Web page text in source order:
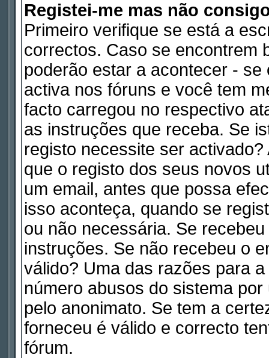
Registei-me mas não
Primeiro verifique se está a
correctos. Caso se encontrem
poderão estar a acontecer -
activa nos fóruns e você tem
facto carregou no respectivo
as instruções que receba. Se
registo necessite ser
que o registo dos seus novos
um email, antes que possa
isso aconteça, quando se
ou não necessária. Se
instruções. Se não recebeu o
válido? Uma das razões para
número abusos do sistema
pelo anonimato. Se tem a
forneceu é válido e correcto
fórum.